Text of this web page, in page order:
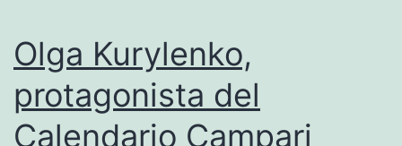
Olga Kurylenko,
protagonista del
Calendario Campari